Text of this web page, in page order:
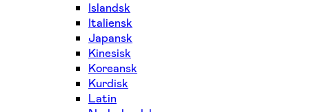
Islandsk
Italiensk
Japansk
Kinesisk
Koreansk
Kurdisk
Latin